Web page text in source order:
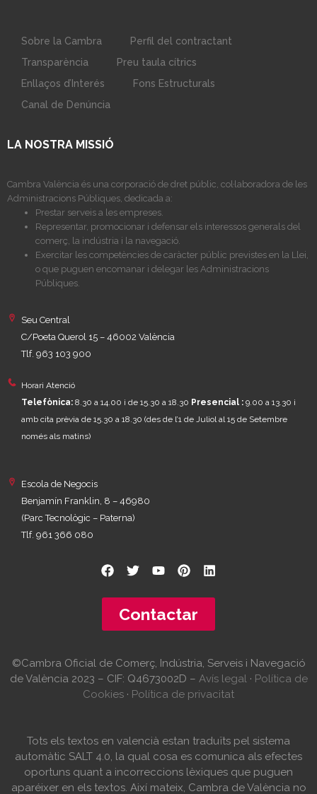
Sobre la Cambra
Perfil del contractant
Transparència
Preu taula cítrics
Enllaços d’Interés
Fons Estructurals
Canal de Denúncia
LA NOSTRA MISSIÓ
Cambra València és una corporació de dret públic, col·laboradora de les
Administracions Públiques, dedicada a:
Prestar serveis a les empreses.
Representar, promocionar i defensar els interessos generals del
comerç, la indústria i la navegació.
Exercitar les competències de caràcter públic previstes en la Llei,
o que puguen encomanar i delegar les Administracions
Públiques.
Seu Central
C/Poeta Querol 15 – 46002 València
Tlf. 963 103 900
Horari Atenció
Telefònica: 8.30 a 14.00 i de 15.30 a 18.30 Presencial : 9.00 a 13.30 i
amb cita prèvia de 15.30 a 18.30 (des de l’1 de Juliol al 15 de Setembre
només als matins)
Escola de Negocis
Benjamín Franklin, 8 – 46980
(Parc Tecnològic – Paterna)
Tlf. 961 366 080
Contactar
©Cambra Oficial de Comerç, Indústria, Serveis i Navegació
de València 2023 – CIF: Q4673002D – Avís legal· Política de
Cookies · Política de privacitat
Tots els textos en valencià estan traduïts pel sistema
automàtic SALT 4.0, la qual cosa es comunica als efectes
oportuns quant a incorreccions lèxiques que puguen
aparéixer en els textos. Així mateix, Cambra de València no